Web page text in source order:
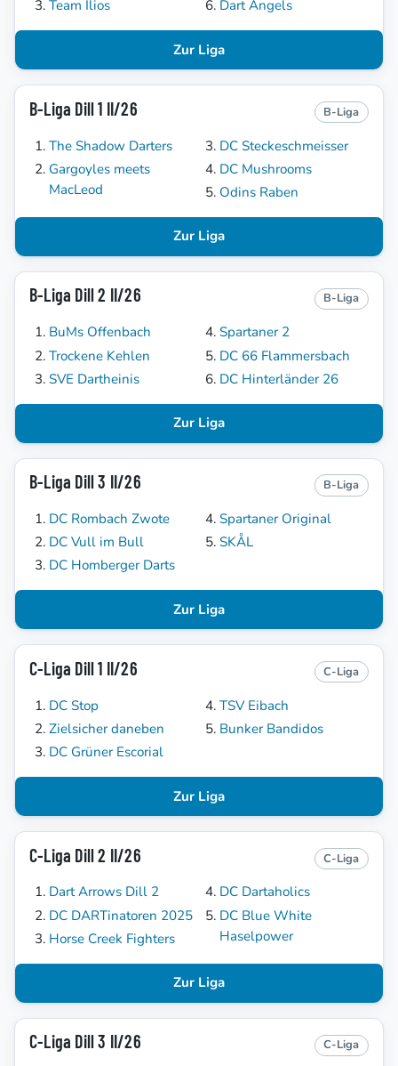
Team Ilios
Dart Angels
Zur Liga
B-Liga Dill 1 II/26 B-Liga
The Shadow Darters
Gargoyles meets
MacLeod
DC Steckeschmeisser
DC Mushrooms
Odins Raben
Zur Liga
B-Liga Dill 2 II/26 B-Liga
BuMs Offenbach
Trockene Kehlen
SVE Dartheinis
Spartaner 2
DC 66 Flammersbach
DC Hinterländer 26
Zur Liga
B-Liga Dill 3 II/26 B-Liga
DC Rombach Zwote
DC Vull im Bull
DC Homberger Darts
Spartaner Original
SKÅL
Zur Liga
C-Liga Dill 1 II/26 C-Liga
DC Stop
Zielsicher daneben
DC Grüner Escorial
TSV Eibach
Bunker Bandidos
Zur Liga
C-Liga Dill 2 II/26 C-Liga
Dart Arrows Dill 2
DC DARTinatoren 2025
Horse Creek Fighters
DC Dartaholics
DC Blue White
Haselpower
Zur Liga
C-Liga Dill 3 II/26 C-Liga